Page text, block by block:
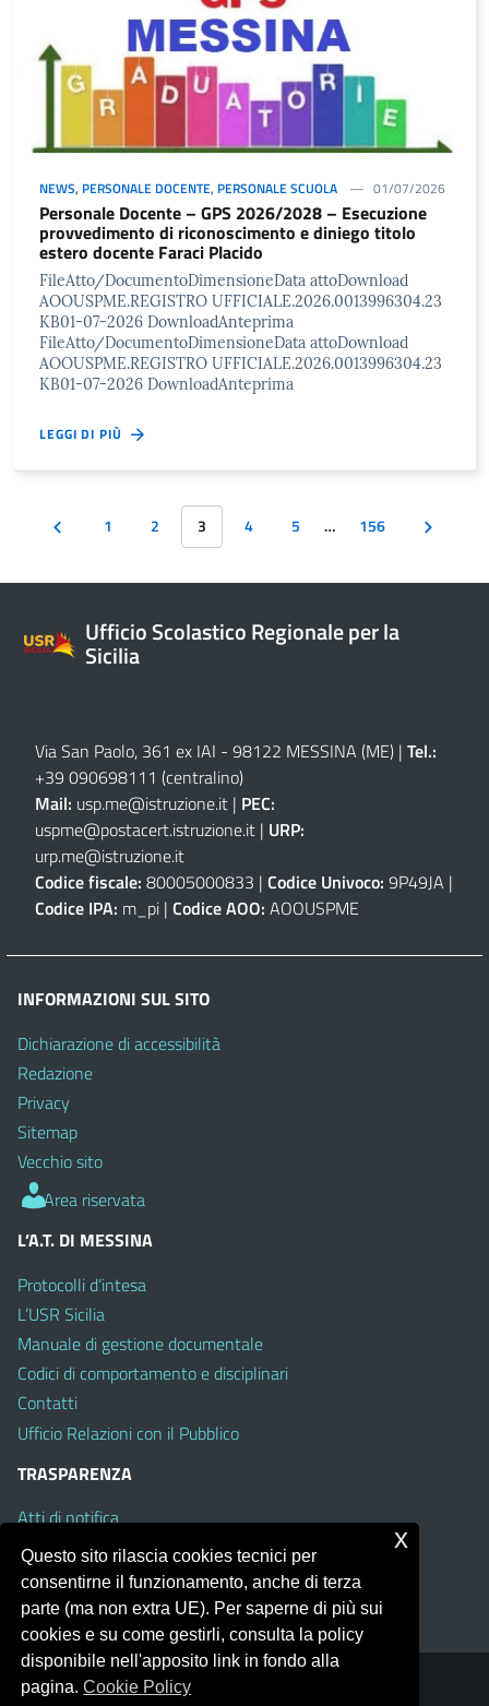
NEWS, PERSONALE DOCENTE, PERSONALE SCUOLA 01/07/2026
Personale Docente – GPS 2026/2028 – Esecuzione
provvedimento di riconoscimento e diniego titolo
estero docente Faraci Placido
FileAtto/DocumentoDimensioneData attoDownload
AOOUSPME.REGISTRO UFFICIALE.2026.0013996304.23
KB01-07-2026 DownloadAnteprima
FileAtto/DocumentoDimensioneData attoDownload
AOOUSPME.REGISTRO UFFICIALE.2026.0013996304.23
KB01-07-2026 DownloadAnteprima
LEGGI DI PIÙ
1 2 3 4 5 … 156
Ufficio Scolastico Regionale per la
Sicilia
Via San Paolo, 361 ex IAI - 98122 MESSINA (ME) | Tel.:
+39 090698111 (centralino)
Mail: usp.me@istruzione.it | PEC:
uspme@postacert.istruzione.it | URP:
urp.me@istruzione.it
Codice fiscale: 80005000833 | Codice Univoco: 9P49JA |
Codice IPA: m_pi | Codice AOO: AOOUSPME
INFORMAZIONI SUL SITO
Dichiarazione di accessibilità
Redazione
Privacy
Sitemap
Vecchio sito
Area riservata
L’A.T. DI MESSINA
Protocolli d’intesa
L’USR Sicilia
Manuale di gestione documentale
Codici di comportamento e disciplinari
Contatti
Ufficio Relazioni con il Pubblico
TRASPARENZA
Atti di notifica
Albo on line
Amministrazione Trasparente
Obiettivi di Accessibilità
Portale realizzato con la piattaforma
Questo sito rilascia cookies tecnici per
consentirne il funzionamento, anche di terza
parte (ma non extra UE). Per saperne di più sui
cookies e su come gestirli, consulta la policy
disponibile nell'apposito link in fondo alla
pagina.Cookie Policy
x